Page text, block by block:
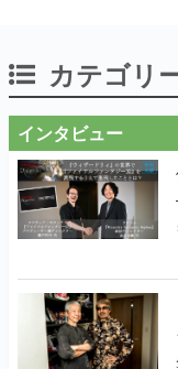
カテゴリ
インタビュー